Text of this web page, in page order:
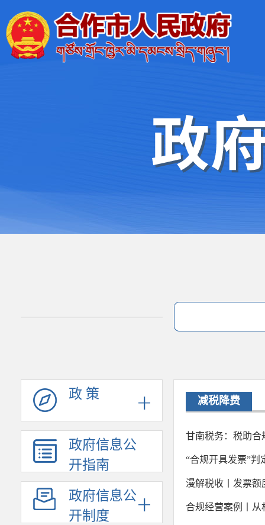
政 策
政府信息公
开指南
政府信息公
开制度
减税降费
甘南税务：税助合
“合规开具发票”
漫解税收丨发票
合规经营案例丨